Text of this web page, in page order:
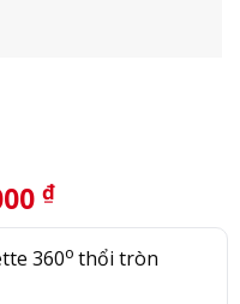
₫.
₫Giá
hiện
tại
360o thổi tròn